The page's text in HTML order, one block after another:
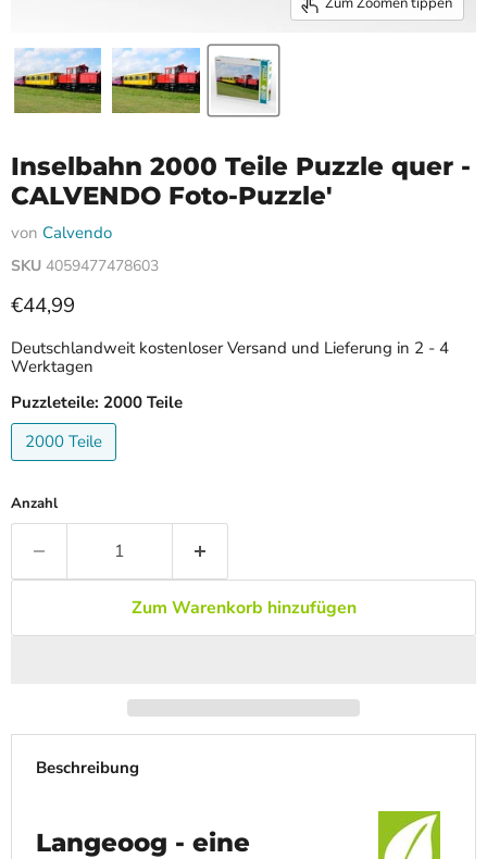
Inselbahn 2000 Teile Puzzle quer -
CALVENDO Foto-Puzzle'
von Calvendo
SKU 4059477478603
Aktueller Preis
€44,99
Deutschlandweit kostenloser Versand und Lieferung in 2 - 4
Werktagen
Puzzleteile: 2000 Teile
2000 Teile
Anzahl
Zum Warenkorb hinzufügen
Beschreibung
Langeoog - eine